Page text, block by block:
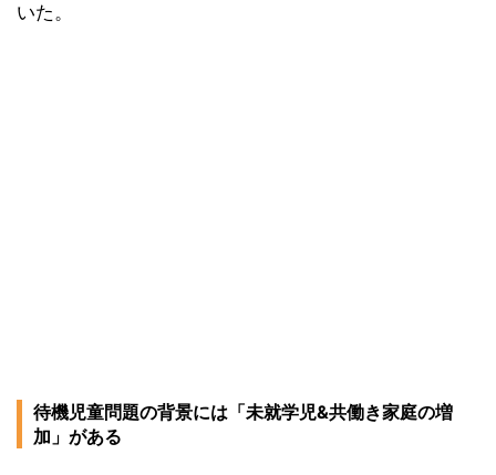
いた。
待機児童問題の背景には「未就学児&共働き家庭の増
加」がある